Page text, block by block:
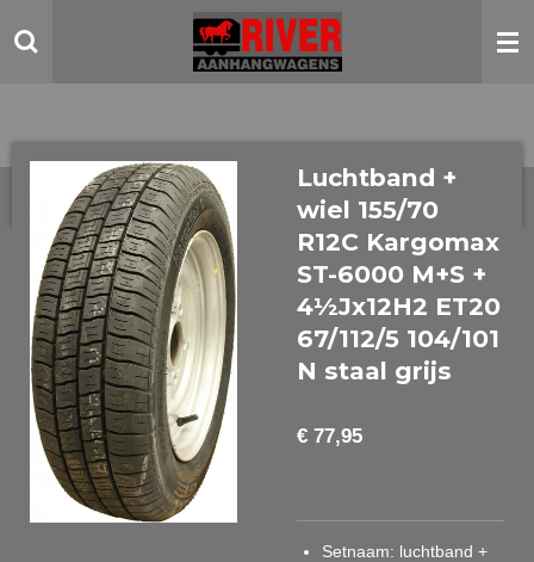
direct
Luchtband +
wiel 155/70
R12C Kargomax
ST-6000 M+S +
4½Jx12H2 ET20
67/112/5 104/101
N staal grijs
€ 77,95
Setnaam: luchtband +